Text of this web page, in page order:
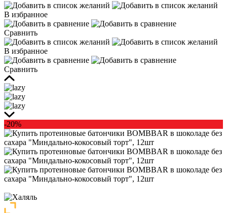
В избранное
Сравнить
В избранное
Сравнить
-20%